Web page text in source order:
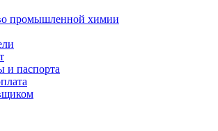
промышленной химии
и паспорта